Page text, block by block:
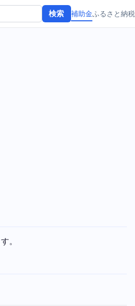
検索 補助金ふるさと納税
。